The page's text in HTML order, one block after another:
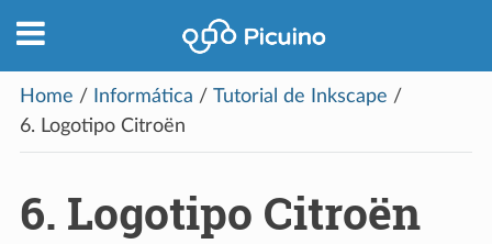
Home / Informática / Tutorial de Inkscape /
6. Logotipo Citroën
6. Logotipo Citroën